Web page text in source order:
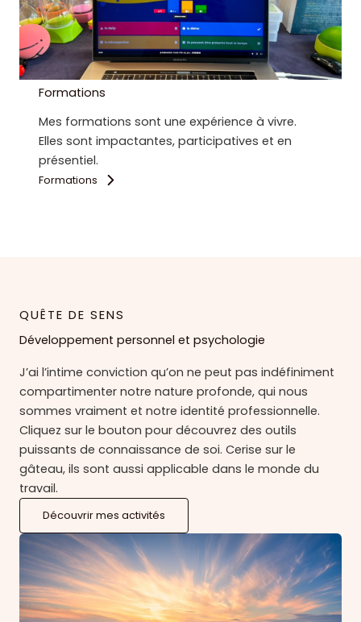
Formations
Mes formations sont une expérience à vivre.
Elles sont impactantes, participatives et en
présentiel.
Formations
QUÊTE DE SENS
Développement personnel et psychologie
J’ai l’intime conviction qu’on ne peut pas indéfiniment
compartimenter notre nature profonde, qui nous
sommes vraiment et notre identité professionnelle.
Cliquez sur le bouton pour découvrez des outils
puissants de connaissance de soi. Cerise sur le
gâteau, ils sont aussi applicable dans le monde du
travail.
Découvrir mes activités